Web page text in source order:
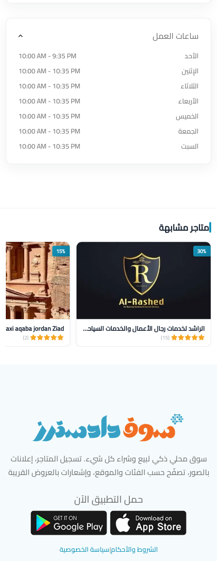
ساعات العمل
الأحد
10:00 AM - 9:35 PM
الإثنين
10:00 AM - 10:35 PM
الثلاثاء
10:00 AM - 10:35 PM
الأربعاء
10:00 AM - 10:35 PM
الخميس
10:00 AM - 10:35 PM
الجمعة
10:00 AM - 10:35 PM
السبت
10:00 AM - 10:35 PM
متاجر مشابهة
30%
الراشد لخدمات رجال الأعمال والخدمات السياحيه
(15)
15%
Taxi aqaba jordan Ziad‏
(2)
سوق محلي ذكي لبيع وشراء كل شيء. تسجيل المتاجر، إعلانات
بالصور، تصفّح حسب الفئات والموقع، وإشعارات بالعروض القريبة
حمل التطبيق الآن
الشروط والأحكام|سياسة الخصوصية